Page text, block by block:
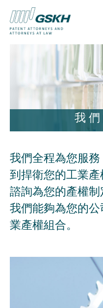
我
我們全程為您服
到捍衛您的工業
諮詢為您的產權制
我們能夠為您的
業產權組合。